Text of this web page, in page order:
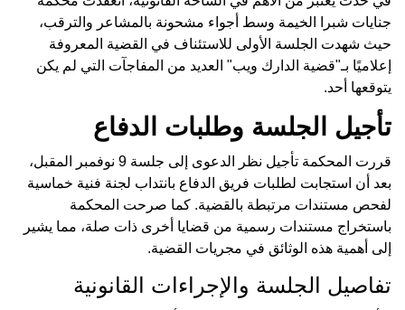
جنايات شبرا الخيمة وسط أجواء مشحونة بالمشاعر والترقب،
حيث شهدت الجلسة الأولى للاستئناف في القضية المعروفة
إعلاميًا بـ"قضية الدارك ويب" العديد من المفاجآت التي لم يكن
يتوقعها أحد.
تأجيل الجلسة وطلبات الدفاع
قررت المحكمة تأجيل نظر الدعوى إلى جلسة 9 نوفمبر المقبل،
بعد أن استجابت لطلبات فريق الدفاع بانتداب لجنة فنية خماسية
لفحص مستندات مرتبطة بالقضية. كما صرحت المحكمة
باستخراج مستندات رسمية من قضايا أخرى ذات صلة، مما يشير
إلى أهمية هذه الوثائق في مجريات القضية.
تفاصيل الجلسة والإجراءات القانونية